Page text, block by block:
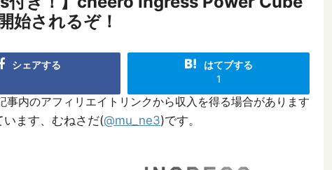
始されるぞ！
シェアする
はてブする
1
事内のアフィリエイトリンクから収入を得る場合があります
ます、むねさだ(@mu_ne3)です。